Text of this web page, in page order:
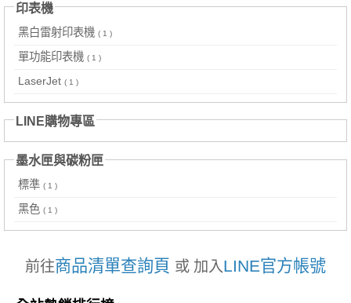
印表機
黑白雷射印表機 ( 1 )
單功能印表機 ( 1 )
LaserJet ( 1 )
LINE購物專區
墨水匣與碳粉匣
標準 ( 1 )
黑色 ( 1 )
前往商品清單查詢頁 或 加入LINE官方帳號